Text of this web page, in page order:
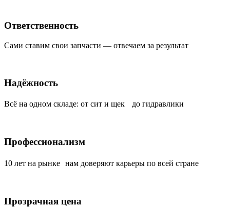
Ответственность
Сами ставим свои запчасти — отвечаем за результат
Надёжность
Всё на одном складе: от сит и щек до гидравлики
Профессионализм
10 лет на рынке нам доверяют карьеры по всей стране
Прозрачная цена